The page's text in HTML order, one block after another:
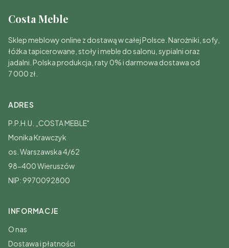
Costa Meble
Sklep meblowy online z dostawą w całej Polsce. Narożniki, sofy,
łóżka tapicerowane, stoły i meble do salonu, sypialni oraz
jadalni. Polska produkcja, raty 0% i darmowa dostawa od
7 000 zł.
ADRES
P.P.H.U. „COSTA MEBLE"
Monika Krawczyk
os. Warszawska 4/62
98-400 Wieruszów
NIP: 9970092800
INFORMACJE
O nas
Dostawa i płatności